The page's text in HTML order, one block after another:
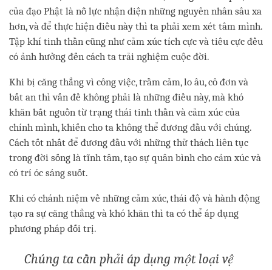
của đạo Phật là nỗ lực nhận diện những nguyên nhân sâu xa
hơn, và để thực hiện điều này thì ta phải xem xét tâm mình.
Tập khí tinh thần cũng như cảm xúc tích cực và tiêu cực đều
có ảnh hưởng đến cách ta trải nghiệm cuộc đời.
Khi bị căng thẳng vì công việc, trầm cảm, lo âu, cô đơn và
bất an thì vấn đề không phải là những điều này, mà khó
khăn bắt nguồn từ trạng thái tinh thần và cảm xúc của
chính mình, khiến cho ta không thể đương đầu với chúng.
Cách tốt nhất để đương đầu với những thử thách liên tục
trong đời sống là tĩnh tâm, tạo sự quân bình cho cảm xúc và
có trí óc sáng suốt.
Khi có chánh niệm về những cảm xúc, thái độ và hành động
tạo ra sự căng thẳng và khó khăn thì ta có thể áp dụng
phương pháp đối trị.
Chúng ta cần phải áp dụng một loại vệ